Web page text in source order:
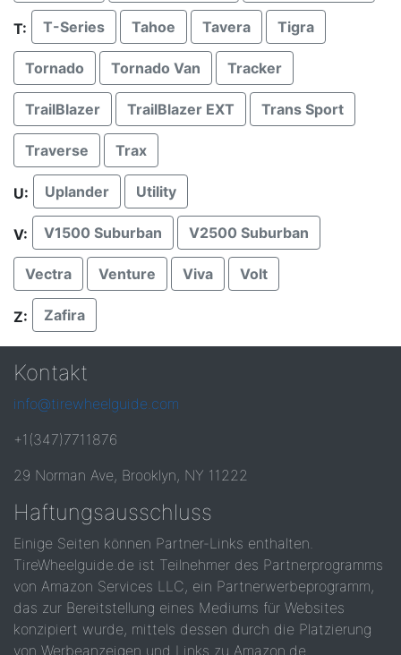
T: T-Series Tahoe Tavera Tigra
Tornado Tornado Van Tracker
TrailBlazer TrailBlazer EXT Trans Sport
Traverse Trax
U: Uplander Utility
V: V1500 Suburban V2500 Suburban
Vectra Venture Viva Volt
Z: Zafira
Kontakt
info@tirewheelguide.com
+1(347)7711876
29 Norman Ave, Brooklyn, NY 11222
Haftungsausschluss
Einige Seiten können Partner-Links enthalten.
TireWheelguide.de ist Teilnehmer des Partnerprogramms
von Amazon Services LLC, ein Partnerwerbeprogramm,
das zur Bereitstellung eines Mediums für Websites
konzipiert wurde, mittels dessen durch die Platzierung
von Werbeanzeigen und Links zu Amazon.de